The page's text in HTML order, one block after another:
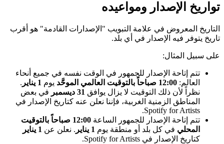
تواريخ الإصدار ومواعيده
التاريخ المعروض في علامة التبويب "الإصدارات القادمة" هو أقرب
تاريخ يتوفر فيه الإصدار في أي بلد.
على سبيل المثال:
تتم إتاحة الإصدار للجمهور في الوقت نفسه في جميع أنحاء
العالم: 12:00 صباحاً بالتوقيت العالمي الموحَّد يوم 1 يناير
.
نظراً لأن ذلك التوقيت لا يزال يوافق 31 ديسمبر
في بعض
المناطق الزمنية الغربية، فإننا نعلن عنه كتاريخ الإصدار في
Spotify for Artists.
تتم إتاحة الإصدار للجمهور الساعة
12:00 صباحاً بالتوقيت
المحلي في كل بلد أو منطقة يوم 1 يناير . نعلن عن 1 يناير
كتاريخ الإصدار في Spotify for Artists.